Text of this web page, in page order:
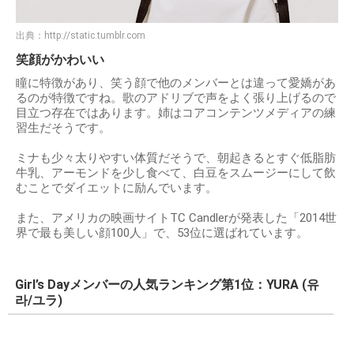
出典： http://static.tumblr.com
笑顔がかわいい
瞳に特徴があり、笑う顔で他のメンバーとは違って愛嬌があ
るのが特徴ですね。歌のアドリブで声をよく張り上げるので
目立つ存在ではあります。姉はコアコンテンツメディアの練
習生だそうです。
ミナも少々太りやすい体質だそうで、朝起きるとすぐ低脂肪
牛乳、アーモンドを少し食べて、白豆をスムージーにして飲
むことでダイエットに励んでいます。
また、アメリカの映画サイトTC Candlerが発表した「2014世
界で最も美しい顔100人」で、53位に選ばれています。
Girl’s Dayメンバーの人気ランキング第1位：YURA (유
라/ユラ)